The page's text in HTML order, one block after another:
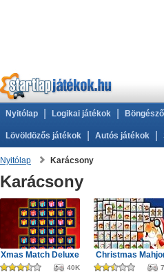
Nyitólap Logikai játékok
Lövöldözős játékok Autós játékok
Nyitólap Karácsony
Karácsony
Xmas Match Deluxe
40K
Christmas